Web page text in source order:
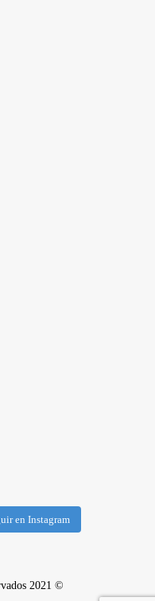
en Instagram
2021 ©